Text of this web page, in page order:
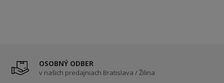
OSOBNÝ ODBER
v našich predajniach Bratislava / Žilina